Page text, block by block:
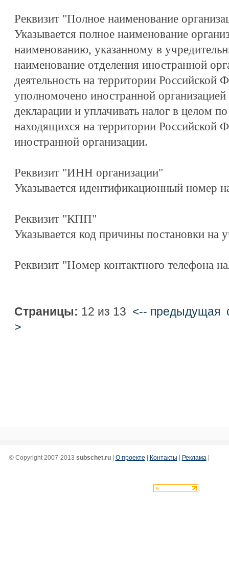
Реквизит "Полное наименование
Указывается полное наименование
наименованию, указанному в
наименование отделения иностранной
деятельность на территории Российской
уполномочено иностранной организацией
декларации и уплачивать налог в целом
находящихся на территории Российской
иностранной организации.
Реквизит "ИНН организации"
Указывается идентификационный номер
Реквизит "КПП"
Указывается код причины постановки на
Реквизит "Номер контактного телефона
Страницы: 12 из 13 <-- предыдущая
>
© Copyright 2007-2013 subschet.ru| О проекте | Контакты | Реклама |